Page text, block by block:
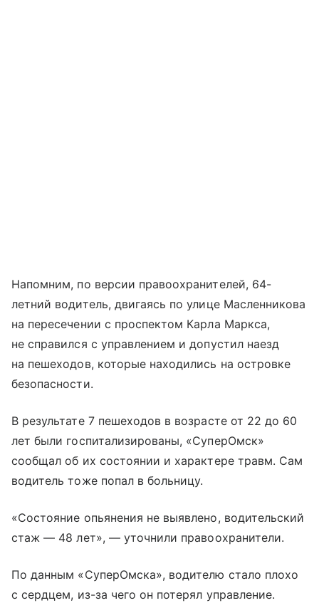
Напомним, по версии правоохранителей, 64-
летний водитель, двигаясь по улице Масленникова
на пересечении с проспектом Карла Маркса,
не справился с управлением и допустил наезд
на пешеходов, которые находились на островке
безопасности.
В результате 7 пешеходов в возрасте от 22 до 60
лет были госпитализированы, «СуперОмск»
сообщал об их состоянии и характере травм. Сам
водитель тоже попал в больницу.
«Состояние опьянения не выявлено, водительский
стаж — 48 лет», — уточнили правоохранители.
По данным «СуперОмска», водителю стало плохо
с сердцем, из-за чего он потерял управление.